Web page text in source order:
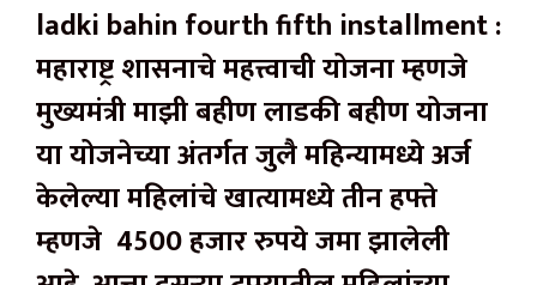
ladki bahin fourth fifth installment :
महाराष्ट्र शासनाचे महत्त्वाची योजना म्हणजे
मुख्यमंत्री माझी बहीण लाडकी बहीण योजना
या योजनेच्या अंतर्गत जुलै महिन्यामध्ये अर्ज
केलेल्या महिलांचे खात्यामध्ये तीन हफ्ते
म्हणजे 4500 हजार रुपये जमा झालेली